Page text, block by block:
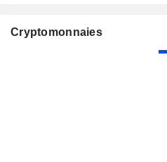
Cryptomonnaies